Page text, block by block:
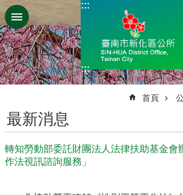
跳到主要內容區塊
:::
:::
首頁
最新消息
轉知勞動部委託財團法人法律扶助基金會
作法視訊諮詢服務」